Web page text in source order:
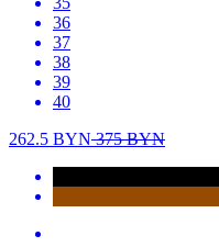
36
37
38
39
40
262.5 BYN375BYN